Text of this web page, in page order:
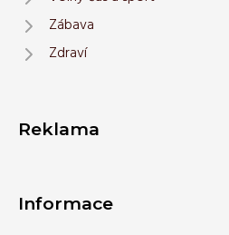
Zábava
Zdraví
Reklama
Informace